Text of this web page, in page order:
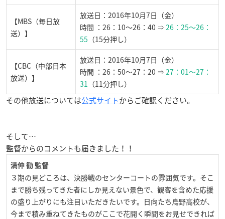
【MBS（毎日放
送）】
放送日：2016年10月7日（金）
時間 ：26：10〜26：40 ⇒ 26：25〜26：
55 （15分押し）
【CBC（中部日本
放送）】
放送日：2016年10月7日（金）
時間 ：26：50〜27：20 ⇒ 27：01〜27：
31 （11分押し）
その他放送については公式サイトからご確認ください。
そして…
監督からのコメントも届きました！！
満仲 勧 監督
３期の見どころは、決勝戦のセンターコートの雰囲気です。そこ
まで勝ち残ってきた者にしか見えない景色で、観客を含めた応援
の盛り上がりにも注目いただきたいです。日向たち烏野高校が、
今まで積み重ねてきたものがここで花開く瞬間をお見せできれば